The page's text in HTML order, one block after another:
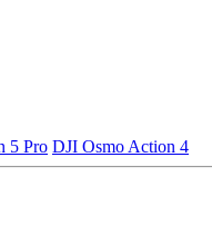
5 Pro DJI Osmo Action 4